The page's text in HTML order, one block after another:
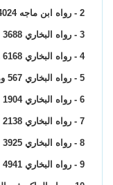
2 - رواه ابن ماجه 4024
3 - رواه البخاري 3688
4 - رواه البخاري 6168 ومسلم 2640
5 - رواه البخاري 567 ومسلم 641
6 - رواه البخاري 1904
7 - رواه البخاري 2138
8 - رواه البخاري 3925
9 - رواه البخاري 4941